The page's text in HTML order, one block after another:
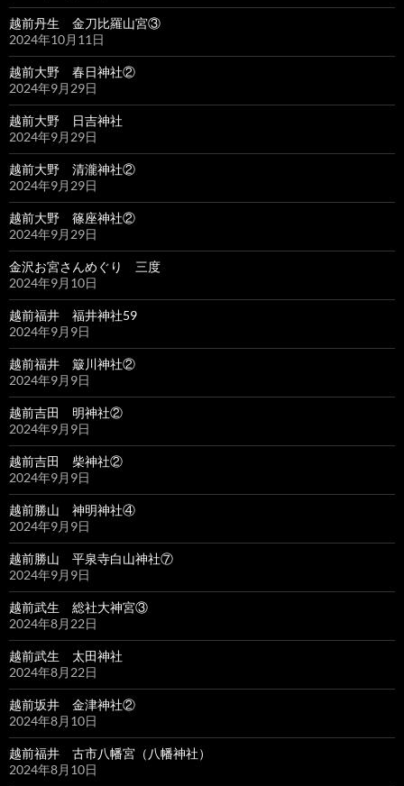
越前丹生 金刀比羅山宮③
2024年10月11日
越前大野 春日神社②
2024年9月29日
越前大野 日吉神社
2024年9月29日
越前大野 清瀧神社②
2024年9月29日
越前大野 篠座神社②
2024年9月29日
金沢お宮さんめぐり 三度
2024年9月10日
越前福井 福井神社59
2024年9月9日
越前福井 簸川神社②
2024年9月9日
越前吉田 明神社②
2024年9月9日
越前吉田 柴神社②
2024年9月9日
越前勝山 神明神社④
2024年9月9日
越前勝山 平泉寺白山神社⑦
2024年9月9日
越前武生 総社大神宮③
2024年8月22日
越前武生 太田神社
2024年8月22日
越前坂井 金津神社②
2024年8月10日
越前福井 古市八幡宮（八幡神社）
2024年8月10日